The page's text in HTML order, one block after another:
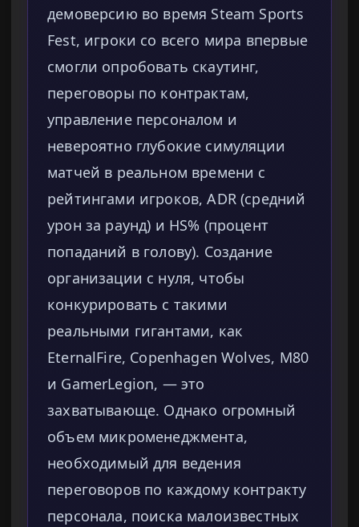
демоверсию во время Steam Sports
Fest, игроки со всего мира впервые
смогли опробовать скаутинг,
переговоры по контрактам,
управление персоналом и
невероятно глубокие симуляции
матчей в реальном времени с
рейтингами игроков, ADR (средний
урон за раунд) и HS% (процент
попаданий в голову). Создание
организации с нуля, чтобы
конкурировать с такими
реальными гигантами, как
EternalFire, Copenhagen Wolves, M80
и GamerLegion, — это
захватывающе. Однако огромный
объем микроменеджмента,
необходимый для ведения
переговоров по каждому контракту
персонала, поиска малоизвестных